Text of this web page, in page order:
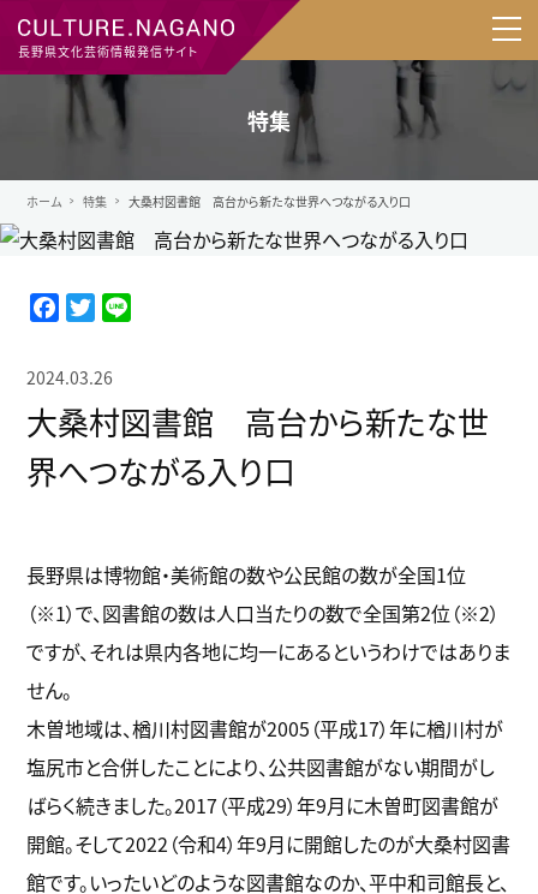
長野県文化芸術情報発信サイト
特集
ホーム 特集 大桑村図書館 高台から新たな世界へつながる入り口
F
c
e
b
o
T
i
t
t
r
2024.03.26
大桑村図書館 高台から新たな世
界へつながる入り口
長野県は博物館・美術館の数や公民館の数が全国1位
（※1）で、図書館の数は人口当たりの数で全国第2位（※2）
ですが、それは県内各地に均一にあるというわけではありま
せん。
木曽地域は、楢川村図書館が2005（平成17）年に楢川村が
塩尻市と合併したことにより、公共図書館がない期間がし
ばらく続きました。2017（平成29）年9月に木曽町図書館が
開館。そして2022（令和4）年9月に開館したのが大桑村図書
館です。いったいどのような図書館なのか、平中和司館長と、